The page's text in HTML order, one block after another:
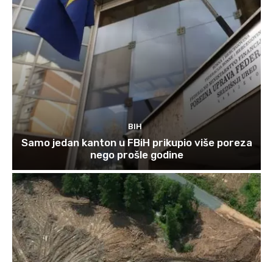
BIH
Samo jedan kanton u FBiH prikupio više poreza
nego prošle godine